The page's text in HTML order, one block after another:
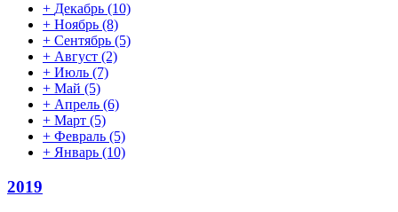
+ Декабрь (10)
+ Ноябрь (8)
+ Сентябрь (5)
+ Август (2)
+ Июль (7)
+ Май (5)
+ Апрель (6)
+ Март (5)
+ Февраль (5)
+ Январь (10)
2019